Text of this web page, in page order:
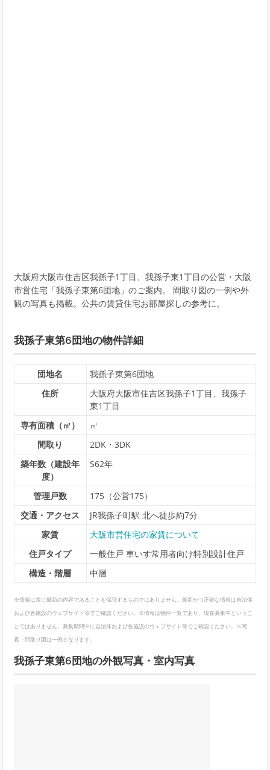
大阪府大阪市住吉区我孫子1丁目、我孫子東1丁目の公営・大阪
市営住宅「我孫子東第6団地」のご案内。 間取り図の一例や外
観の写真も掲載。公共の賃貸住宅お部屋探しの参考に。
我孫子東第6団地の物件詳細
団地名
我孫子東第6団地
住所
大阪府大阪市住吉区我孫子1丁目、我孫子
東1丁目
専有面積（㎡）
㎡
間取り
2DK・3DK
築年数（建設年
度）
S62年
管理戸数
175（公営175）
交通・アクセス
JR我孫子町駅 北へ徒歩約7分
家賃
大阪市営住宅の家賃について
住戸タイプ
一般住戸 車いす常用者向け特別設計住戸
構造・階層
中層
※情報は常に最新の内容であることを保証するものではありません。最新かつ正確な情報は自治体
および各施設のウェブサイト等でご確認ください。※情報は物件一覧であり、現在募集中というこ
とではありません。募集期間中に自治体および各施設のウェブサイト等でご確認ください。※写
真・間取り図は一例となります。
我孫子東第6団地の外観写真・室内写真